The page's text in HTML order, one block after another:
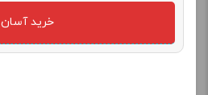
خرید آسان